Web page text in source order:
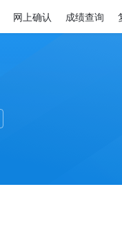
网上确认 成绩查询